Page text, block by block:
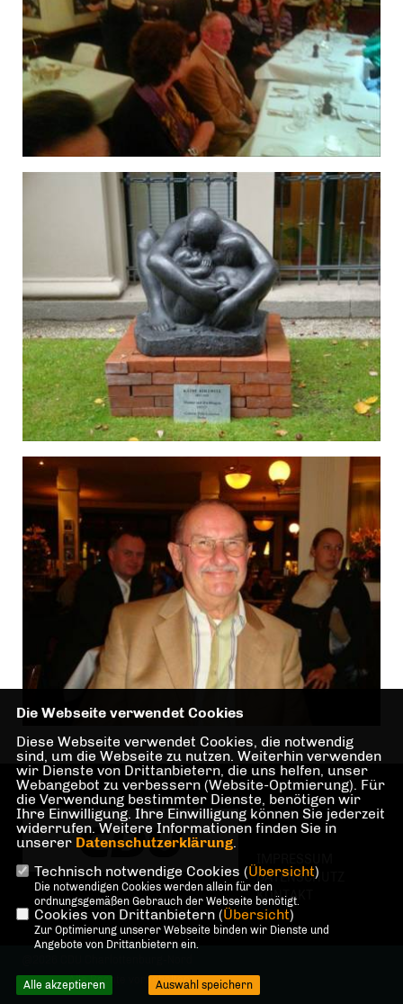
DATENSCHUTZ
KONTAKT
Alle Rechte vorbehalten.
Die Webseite verwendet Cookies
Diese Webseite verwendet Cookies, die notwendig
sind, um die Webseite zu nutzen. Weiterhin verwenden
wir Dienste von Drittanbietern, die uns helfen, unser
Webangebot zu verbessern (Website-Optmierung). Für
die Verwendung bestimmter Dienste, benötigen wir
Ihre Einwilligung. Ihre Einwilligung können Sie jederzeit
widerrufen. Weitere Informationen finden Sie in
unserer Datenschutzerklärung.
Technisch notwendige Cookies (Übersicht)
Die notwendigen Cookies werden allein für den
ordnungsgemäßen Gebrauch der Webseite benötigt.
Cookies von Drittanbietern (Übersicht)
Zur Optimierung unserer Webseite binden wir Dienste und
Angebote von Drittanbietern ein.
Alle akzeptieren Auswahl speichern